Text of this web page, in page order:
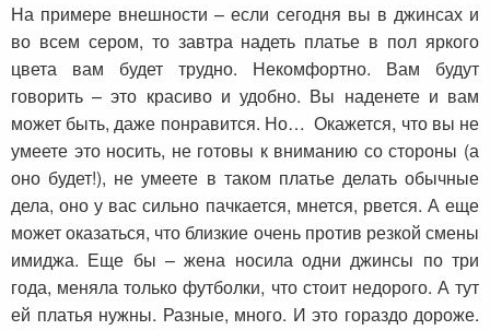
На примере внешности – если сегодня вы в джинсах и
во всем сером, то завтра надеть платье в пол яркого
цвета вам будет трудно. Некомфортно. Вам будут
говорить – это красиво и удобно. Вы наденете и вам
может быть, даже понравится. Но… Окажется, что вы не
умеете это носить, не готовы к вниманию со стороны (а
оно будет!), не умеете в таком платье делать обычные
дела, оно у вас сильно пачкается, мнется, рвется. А еще
может оказаться, что близкие очень против резкой смены
имиджа. Еще бы – жена носила одни джинсы по три
года, меняла только футболки, что стоит недорого. А тут
ей платья нужны. Разные, много. И это гораздо дороже.